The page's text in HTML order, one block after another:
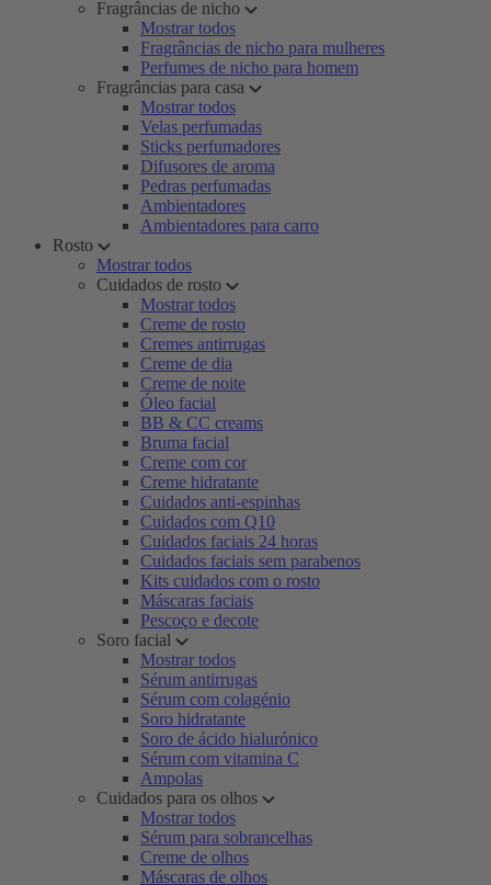
Fragrâncias de nicho
Mostrar todos
Fragrâncias de nicho para mulheres
Perfumes de nicho para homem
Fragrâncias para casa
Mostrar todos
Velas perfumadas
Sticks perfumadores
Difusores de aroma
Pedras perfumadas
Ambientadores
Ambientadores para carro
Rosto
Mostrar todos
Cuidados de rosto
Mostrar todos
Creme de rosto
Cremes antirrugas
Creme de dia
Creme de noite
Óleo facial
BB & CC creams
Bruma facial
Creme com cor
Creme hidratante
Cuidados anti-espinhas
Cuidados com Q10
Cuidados faciais 24 horas
Cuidados faciais sem parabenos
Kits cuidados com o rosto
Máscaras faciais
Pescoço e decote
Soro facial
Mostrar todos
Sérum antirrugas
Sérum com colagénio
Soro hidratante
Soro de ácido hialurónico
Sérum com vitamina C
Ampolas
Cuidados para os olhos
Mostrar todos
Sérum para sobrancelhas
Creme de olhos
Máscaras de olhos